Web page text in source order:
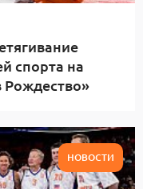
спорта на
Рождество»
НОВОСТИ